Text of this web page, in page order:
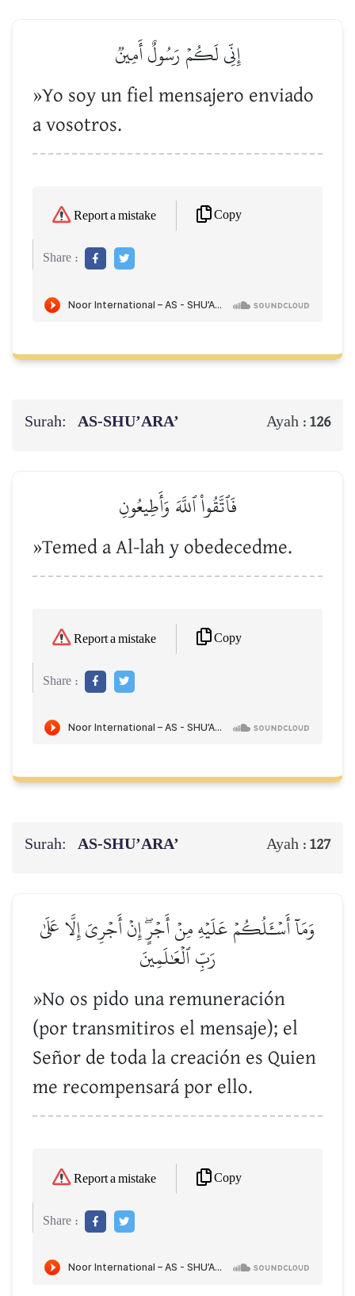
إِنِّي لَكُمۡ رَسُولٌ أَمِينٞ
»Yo soy un fiel mensajero enviado
a vosotros.
Report a mistake Copy
Share :
Surah: AS-SHU’ARA’ Ayah : 126
فَٱتَّقُواْ ٱللَّهَ وَأَطِيعُونِ
»Temed a Al-lah y obedecedme.
Report a mistake Copy
Share :
Surah: AS-SHU’ARA’ Ayah : 127
وَمَآ أَسۡـَٔلُكُمۡ عَلَيۡهِ مِنۡ أَجۡرٍۖ إِنۡ أَجۡرِيَ إِلَّا عَلَىٰ
رَبِّ ٱلۡعَٰلَمِينَ
»No os pido una remuneración
(por transmitiros el mensaje); el
Señor de toda la creación es Quien
me recompensará por ello.
Report a mistake Copy
Share :